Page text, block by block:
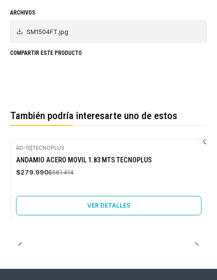
ARCHIVOS
SM1504FT.jpg
COMPARTIR ESTE PRODUCTO
También podría interesarte uno de estos
-50%
OFF
Agotado
AD-10 TECNOPLUS
ANDAMIO ACERO MOVIL 1.83 MTS TECNOPLUS
$279.990$561.414
VER DETALLES